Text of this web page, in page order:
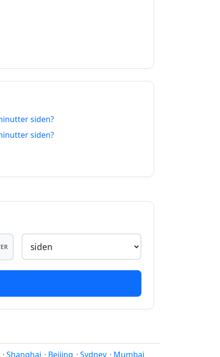
07.08.2026
siden?
siden?
· Shanghai · Beijing · Sydney · Mumbai